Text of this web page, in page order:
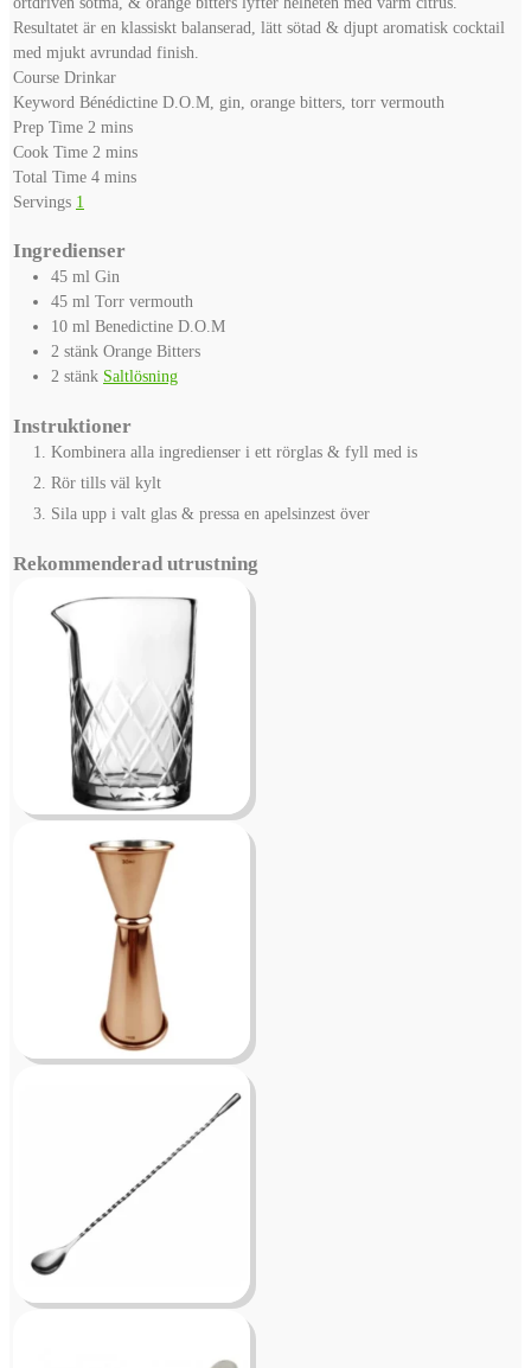
Resultatet är en klassiskt balanserad, lätt sötad & djupt aromatisk cocktail
med mjukt avrundad finish.
Course Drinkar
Keyword Bénédictine D.O.M, gin, orange bitters, torr vermouth
Prep Time 2 minutes
mins
Cook Time 2 minutes
mins
Total Time 4minutes
mins
Servings 1
Ingredienser
45 ml Gin
45 ml Torr vermouth
10 ml Benedictine D.O.M
2 stänk Orange Bitters
2 stänk Saltlösning
Instruktioner
Kombinera alla ingredienser i ett rörglas & fyll med is
Rör tills väl kylt
Sila upp i valt glas & pressa en apelsinzest över
Rekommenderad utrustning